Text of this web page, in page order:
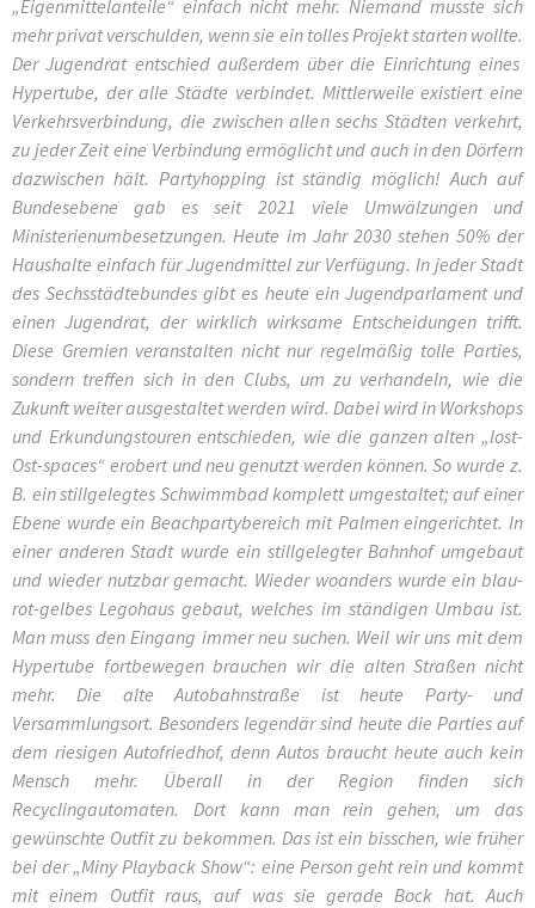
„Eigenmittelanteile“ einfach nicht mehr. Niemand musste sich
mehr privat verschulden, wenn sie ein tolles Projekt starten wollte.
Der Jugendrat entschied außerdem über die Einrichtung eines
Hypertube, der alle Städte verbindet. Mittlerweile existiert eine
Verkehrsverbindung, die zwischen allen sechs Städten verkehrt,
zu jeder Zeit eine Verbindung ermöglicht und auch in den Dörfern
dazwischen hält. Partyhopping ist ständig möglich! Auch auf
Bundesebene gab es seit 2021 viele Umwälzungen und
Ministerienumbesetzungen. Heute im Jahr 2030 stehen 50% der
Haushalte einfach für Jugendmittel zur Verfügung. In jeder Stadt
des Sechsstädtebundes gibt es heute ein Jugendparlament und
einen Jugendrat, der wirklich wirksame Entscheidungen trifft.
Diese Gremien veranstalten nicht nur regelmäßig tolle Parties,
sondern treffen sich in den Clubs, um zu verhandeln, wie die
Zukunft weiter ausgestaltet werden wird. Dabei wird in Workshops
und Erkundungstouren entschieden, wie die ganzen alten „lost-
Ost-spaces“ erobert und neu genutzt werden können. So wurde z.
B. ein stillgelegtes Schwimmbad komplett umgestaltet; auf einer
Ebene wurde ein Beachpartybereich mit Palmen eingerichtet. In
einer anderen Stadt wurde ein stillgelegter Bahnhof umgebaut
und wieder nutzbar gemacht. Wieder woanders wurde ein blau-
rot-gelbes Legohaus gebaut, welches im ständigen Umbau ist.
Man muss den Eingang immer neu suchen. Weil wir uns mit dem
Hypertube fortbewegen brauchen wir die alten Straßen nicht
mehr. Die alte Autobahnstraße ist heute Party- und
Versammlungsort. Besonders legendär sind heute die Parties auf
dem riesigen Autofriedhof, denn Autos braucht heute auch kein
Mensch mehr. Überall in der Region finden sich
Recyclingautomaten. Dort kann man rein gehen, um das
gewünschte Outfit zu bekommen. Das ist ein bisschen, wie früher
bei der „Miny Playback Show“: eine Person geht rein und kommt
mit einem Outfit raus, auf was sie gerade Bock hat. Auch